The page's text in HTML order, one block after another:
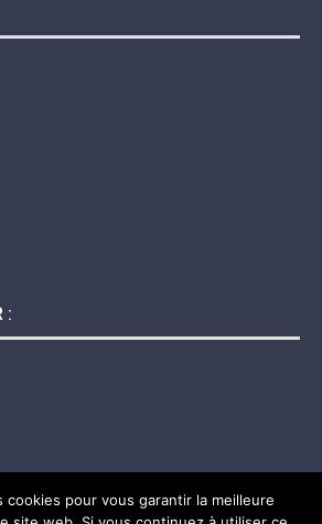
:
cookies pour vous garantir la meilleure